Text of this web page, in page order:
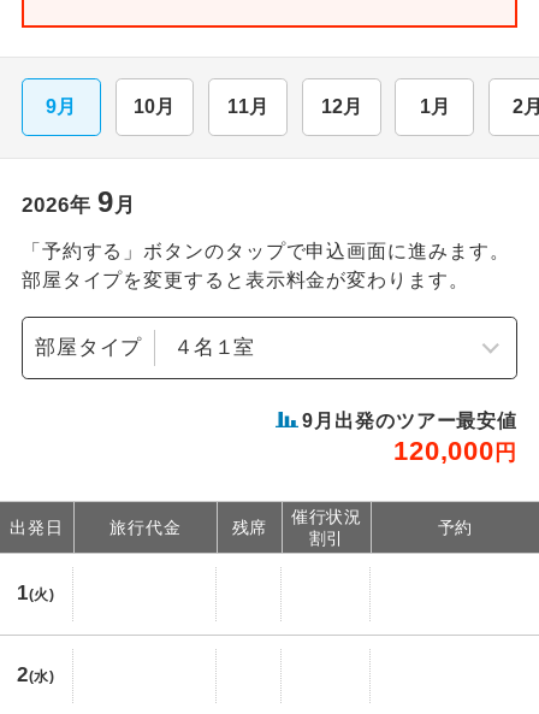
9月 10月 11月 12月 1月 2
2026年 9 月
「予約する」ボタンのタップで申込画面に進みます。
部屋タイプを変更すると表示料金が変わります。
部屋タイプ
9 月出発のツアー最安値
120,000 円
出発日 旅行代金 残席
催行状況
割引
予約
1(火)
2(水)